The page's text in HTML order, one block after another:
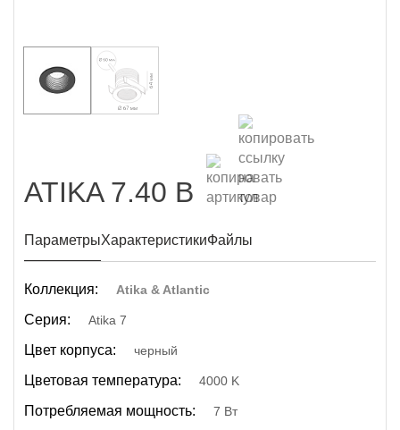
ATIKA 7.40 B
ПараметрыХарактеристикиФайлы
Коллекция: Atika & Atlantic
Серия: Atika 7
Цвет корпуса: черный
Цветовая температура: 4000 K
Потребляемая мощность: 7 Вт